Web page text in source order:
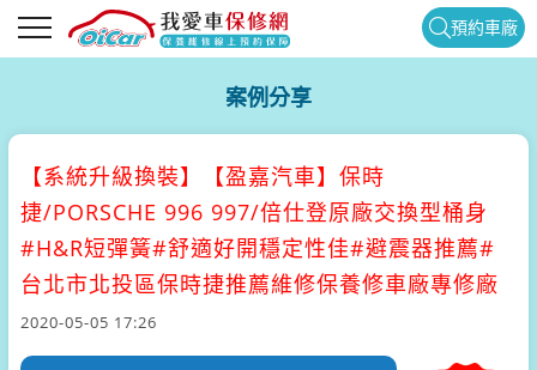
預約車廠
案例分享
【系統升級換裝】
【盈嘉汽車】保時
捷/PORSCHE 996 997/倍仕登原廠交換型桶身
#H&R短彈簧#舒適好開穩定性佳#避震器推薦#
台北市北投區保時捷推薦維修保養修車廠專修廠
2020-05-05 17:26